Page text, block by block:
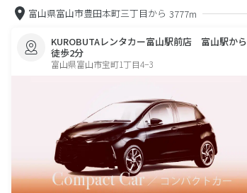
富山県富山市豊田本町三丁目から 3777m
KUROBUTAレンタカー富山駅前店 富山駅から
徒歩2分
富山県富山市宝町1丁目4−3